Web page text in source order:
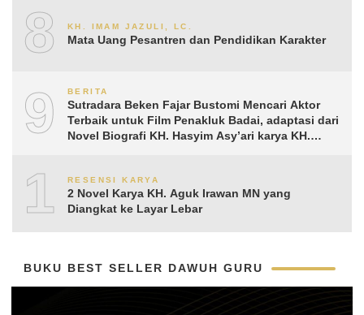
8 KH. IMAM JAZULI, LC.
Mata Uang Pesantren dan Pendidikan Karakter
9 BERITA
Sutradara Beken Fajar Bustomi Mencari Aktor
Terbaik untuk Film Penakluk Badai, adaptasi dari
Novel Biografi KH. Hasyim Asy’ari karya KH.
10RESENSI KARYA
2 Novel Karya KH. Aguk Irawan MN yang
Diangkat ke Layar Lebar
BUKU BEST SELLER DAWUH GURU